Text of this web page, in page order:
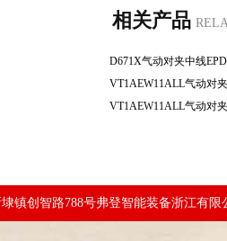
相关产品
镇创智路788号弗登智能装备浙江有限